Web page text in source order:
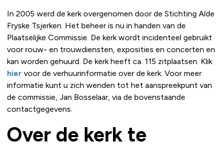
In 2005 werd de kerk overgenomen door de Stichting Alde
Fryske Tsjerken. Het beheer is nu in handen van de
Plaatselijke Commissie. De kerk wordt incidenteel gebruikt
voor rouw- en trouwdiensten, exposities en concerten en
kan worden gehuurd. De kerk heeft ca. 115 zitplaatsen. Klik
hier voor de verhuurinformatie over de kerk. Voor meer
informatie kunt u zich wenden tot het aanspreekpunt van
de commissie, Jan Bosselaar, via de bovenstaande
contactgegevens.
Over de kerk te